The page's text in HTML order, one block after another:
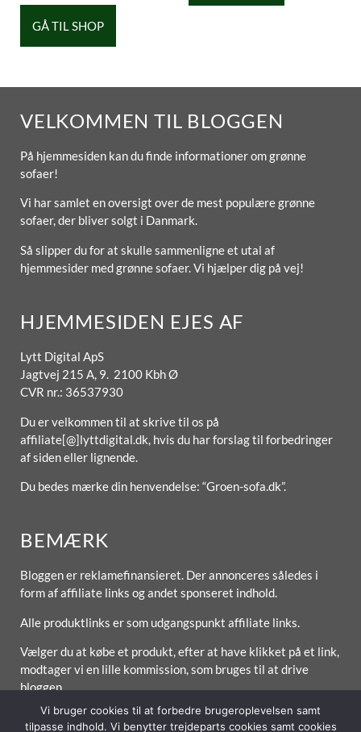
GÅ TIL SHOP
VELKOMMEN TIL BLOGGEN
På hjemmesiden kan du finde informationer om grønne
sofaer!
Vi har samlet en oversigt over de mest populære grønne
sofaer, der bliver solgt i Danmark.
Så slipper du for at skulle sammenligne et utal af
hjemmesider med grønne sofaer. Vi hjælper dig på vej!
HJEMMESIDEN EJES AF
Lytt Digital ApS
Jagtvej 215 A, 9. 2100 Kbh Ø
CVR nr.: 36537930
Du er velkommen til at skrive til os på
affiliate[@]lyttdigital.dk, hvis du har forslag til forbedringer
af siden eller lignende.
Du bedes mærke din henvendelse: “Groen-sofa.dk”.
BEMÆRK
Bloggen er reklamefinansieret. Der annonceres således i
form af affiliate links og andet sponseret indhold.
Alle produktlinks er som udgangspunkt affiliate links.
Vælger du at købe et produkt, efter at have klikket på et link,
modtager vi en lille kommission, som bruges til at drive
bloggen.
Vi bruger cookies til at forbedre brugeroplevelsen samt
tilpasse indhold. Vi benytter trejdeparts cookies samt cookies